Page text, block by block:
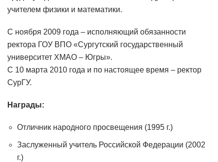
учителем физики и математики.
С ноября 2009 года – исполняющий обязанности
ректора ГОУ ВПО «Сургутский государственный
университет ХМАО – Югры».
С 10 марта 2010 года и по настоящее время – ректор
СурГУ.
Награды:
Отличник народного просвещения (1995 г.)
Заслуженный учитель Российской Федерации (2002
г.)